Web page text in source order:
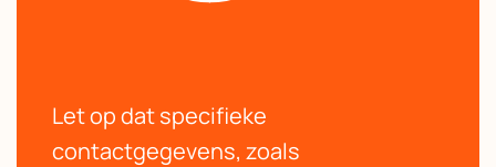
Let op dat specifieke
contactgegevens, zoals